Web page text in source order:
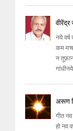
वीरेंद्र
नये
कम
न
अरूण
गीत
हो नव